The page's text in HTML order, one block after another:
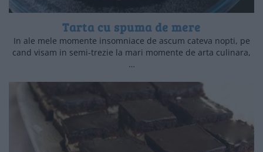
Tarta cu spuma de mere
In ale mele momente insomniace de ascum cateva nopti, pe
cand visam in semi-trezie la mari momente de arta culinara,
…